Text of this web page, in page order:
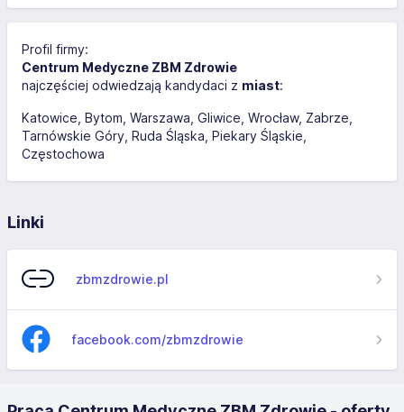
Profil firmy:
Centrum Medyczne ZBM Zdrowie
najczęściej odwiedzają kandydaci z miast:
Katowice Bytom Warszawa Gliwice Wrocław Zabrze
Tarnówskie Góry Ruda Śląska Piekary Śląskie
Częstochowa
Linki
zbmzdrowie.pl
facebook.com/zbmzdrowie